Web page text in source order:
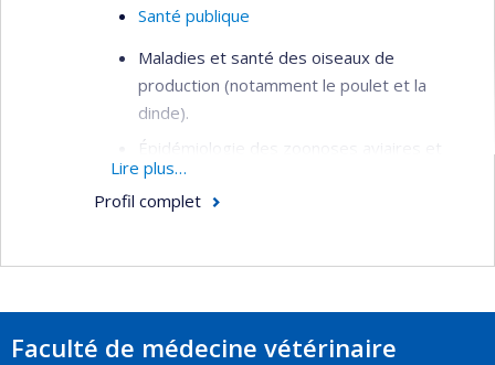
Santé publique
Maladies et santé des oiseaux de
production (notamment le poulet et la
dinde).
Épidémiologie des zoonoses aviaires et
santé publique
Rôle et impact de l’agroenvironnement
zoonotiques
Mise au point d’outils d’aide à la décision en
Lire plus…
Profil complet
Faculté de médecine vétérinaire